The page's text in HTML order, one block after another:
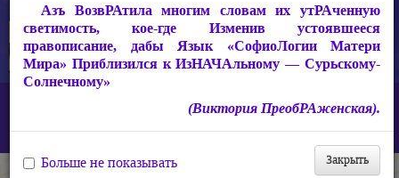
ИзТарические Документы из Жизни Матери Мира
Письма из застенков 1994-1997 гг.
Мои Любимые, Лучезарные Доченьки! Ария и Наталья!
Азъ ВозвРАтила многим словам их утРАченную
светимость, кое-где Изменив устоявшееся
правописание, дабы Язык «СофиоЛогии Матери
Мира» Приблизился к ИзНАЧАльному — Сурьскому-
Солнечному»
(Виктория ПреобРАженская).
Закрыть
Больше не показывать